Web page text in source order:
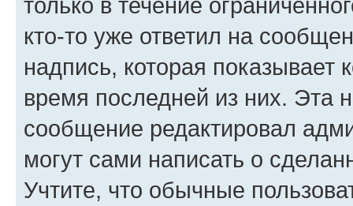
кто-то уже ответил на
надпись, которая показывает
время последней из них. Эта
сообщение редактировал
могут сами написать о
Учтите, что обычные